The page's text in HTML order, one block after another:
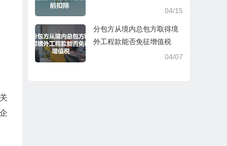
04/15
分包方从境内总包方取得境
外工程款能否免征增值税
04/07